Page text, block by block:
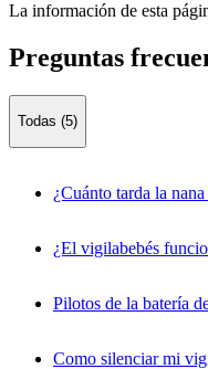
La información de esta
Preguntas
Todas (5)
¿Cuánto tarda la
¿El vigilabebés
Pilotos de la batería
Como silenciar mi